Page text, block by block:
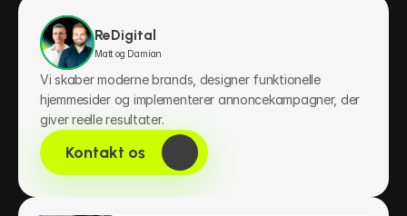
ReDigital
Matt og Damian
Vi skaber moderne brands, designer funktionelle
hjemmesider og implementerer annoncekampagner, der
giver reelle resultater.
Kontakt os